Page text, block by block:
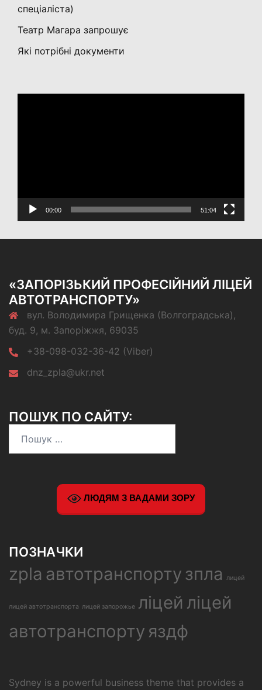
спеціаліста)
Театр Магара запрошує
Які потрібні документи
00:00 51:04
«ЗАПОРІЗЬКИЙ ПРОФЕСІЙНИЙ ЛІЦЕЙ
АВТОТРАНСПОРТУ»
вул. Володимира Грищенка (Волгоградська),
буд. 9, м. Запоріжжя, 69035
+38-098-032-36-42 (Viber)
dnz_zpla@ukr.net
ПОШУК ПО САЙТУ:
ЛЮДЯМ З ВАДАМИ ЗОРУ
ПОЗНАЧКИ
zpla автотранспорту зпла лицей
лицей автотранспорта лицей запорожье ліцей ліцей
автотранспорту яздф
Sydney is a powerful business theme that provides a